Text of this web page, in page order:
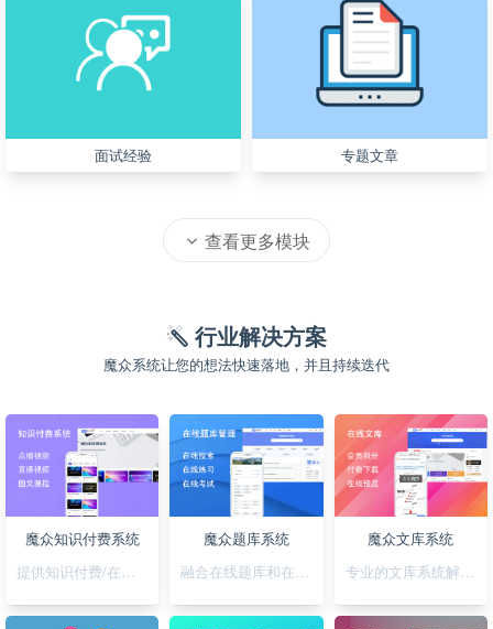
面试经验 专题文章
查看更多模块
行业解决方案
魔众系统让您的想法快速落地，并且持续迭代
魔众知识付费系统
魔众题库系统
魔众文库系统